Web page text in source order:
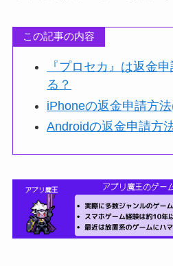
この記事の内容
『プロセカ』は返金
る？
iPhoneの返金申請方
Androidの返金申請方